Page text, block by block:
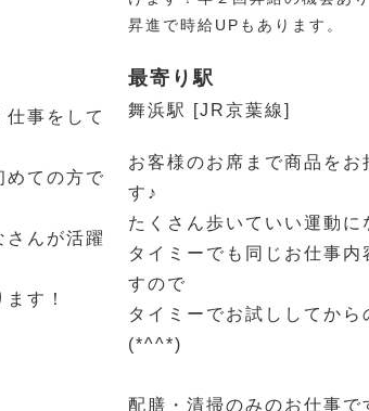
事をして
めての方で
んが活躍
す！
昇進で時給UPもあります。
最寄り駅
舞浜駅 [JR京葉線]
お客様のお席まで商品をお
す♪
たくさん歩いていい運動
タイミーでも同じお仕事内
すので
タイミーでお試ししてから
(*^^*)
配膳・清掃のみのお仕事